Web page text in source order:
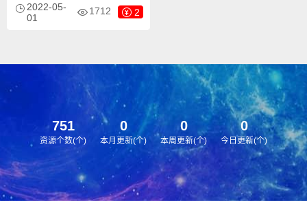
古典书籍、历史文献网站等企
业，当然其他行业也可以做，只
数据即时同步，简单适用！附带
测试数据！
2022-05-
01
1712 2
751
资源个数(个)
0
本月更新(个)
0
本周更新(个)
0
今日更新(个)